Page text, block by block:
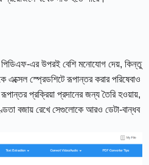
পিডিএফ-এর উপরই বেশি মনোযোগ দেয়, কিন্তু
স্প্রেডশিটে রূপান্তর করার পরিষেবাও
প্রক্রিয়া প্রদানের জন্য তৈরি হওয়ায়,
বজায় রেখে সেগুলোকে আরও ডেটা-বান্ধব